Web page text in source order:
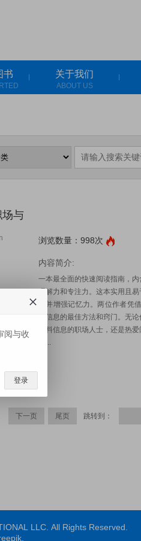
书 关于我们
ABOUT US
场与
浏览数量：998次
内容简介:
一本最全面的快速阅读指南，
理解力和专注力。这本实用且
力并增强记忆力。两位作者凭
取信息的最佳方法和窍门。无
材料信息的职场人士，还是热
过...
下一页 尾页 跳转到：
LLC. All Rights Reserved.
阅与收
登录